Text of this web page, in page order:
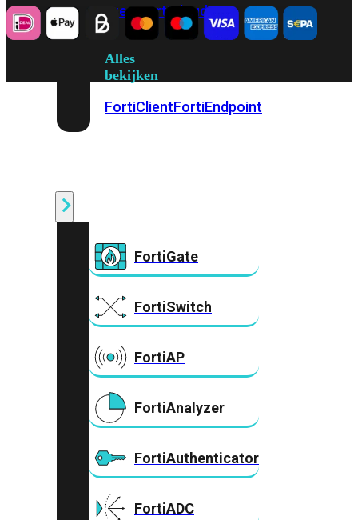
PremFortiCloud
Alles
bekijken
FortiClientFortiEndpoint
FortiGate
FortiSwitch
FortiAP
FortiAnalyzer
FortiAuthenticator
FortiADC